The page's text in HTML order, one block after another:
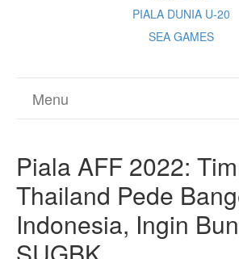
PIALA DUNIA U-20
SEA GAMES
Menu
Piala AFF 2022:
Thailand Pede
Indonesia, Ingin